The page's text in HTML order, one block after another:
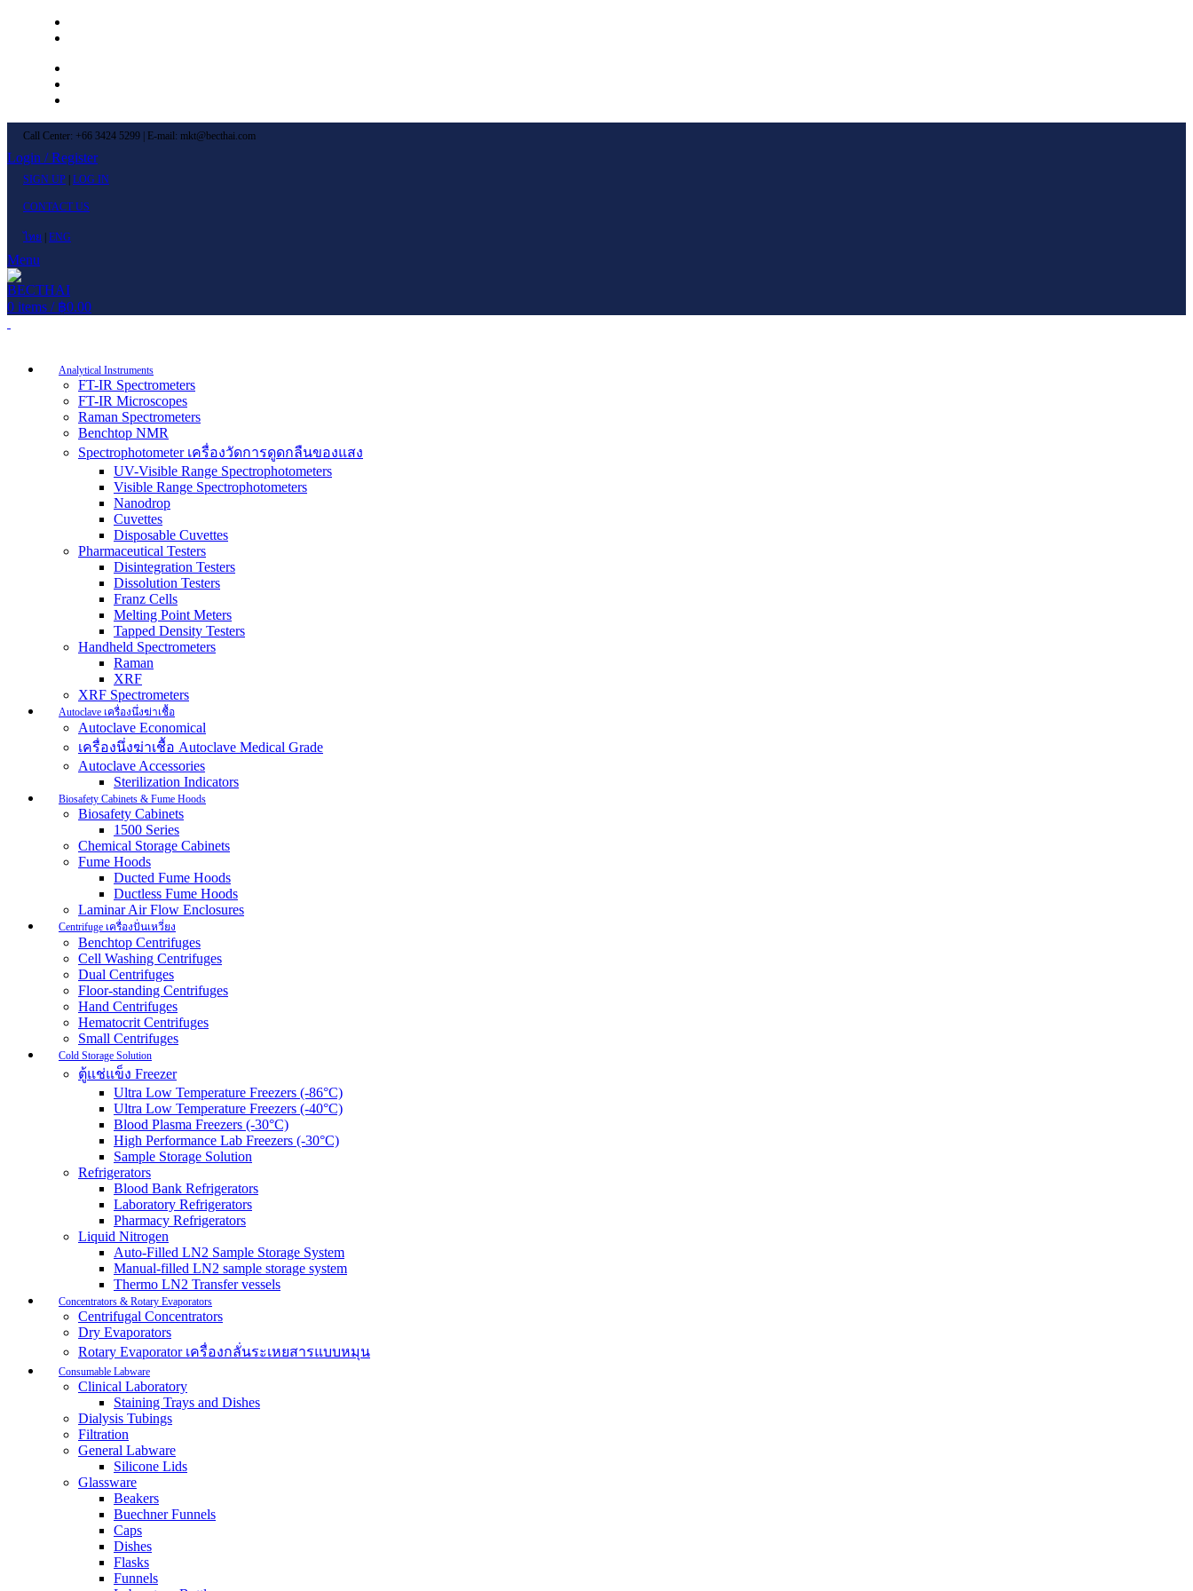
Call Center: +66 3424 5299 | E-mail: mkt@becthai.com
Login / Register
SIGN UP LOG IN
CONTACT US
ไทย ENG
Menu
0 items / ฿0.00
Analytical Instruments
FT-IR Spectrometers
FT-IR Microscopes
Raman Spectrometers
Benchtop NMR
Spectrophotometer เครื่องวัดการดูดกลืนของแสง
UV-Visible Range Spectrophotometers
Visible Range Spectrophotometers
Nanodrop
Cuvettes
Disposable Cuvettes
Pharmaceutical Testers
Disintegration Testers
Dissolution Testers
Franz Cells
Melting Point Meters
Tapped Density Testers
Handheld Spectrometers
Raman
XRF
XRF Spectrometers
Autoclave เครื่องนึ่งฆ่าเชื้อ
Autoclave Economical
เครื่องนึ่งฆ่าเชื้อ Autoclave Medical Grade
Autoclave Accessories
Sterilization Indicators
Biosafety Cabinets & Fume Hoods
Biosafety Cabinets
1500 Series
Chemical Storage Cabinets
Fume Hoods
Ducted Fume Hoods
Ductless Fume Hoods
Laminar Air Flow Enclosures
Centrifuge เครื่องปั่นเหวี่ยง
Benchtop Centrifuges
Cell Washing Centrifuges
Dual Centrifuges
Floor-standing Centrifuges
Hand Centrifuges
Hematocrit Centrifuges
Small Centrifuges
Cold Storage Solution
ตู้แช่แข็ง Freezer
Ultra Low Temperature Freezers (-86°C)
Ultra Low Temperature Freezers (-40°C)
Blood Plasma Freezers (-30°C)
High Performance Lab Freezers (-30°C)
Sample Storage Solution
Refrigerators
Blood Bank Refrigerators
Laboratory Refrigerators
Pharmacy Refrigerators
Liquid Nitrogen
Auto-Filled LN2 Sample Storage System
Manual-filled LN2 sample storage system
Thermo LN2 Transfer vessels
Concentrators & Rotary Evaporators
Centrifugal Concentrators
Dry Evaporators
Rotary Evaporator เครื่องกลั่นระเหยสารแบบหมุน
Consumable Labware
Clinical Laboratory
Staining Trays and Dishes
Dialysis Tubings
Filtration
General Labware
Silicone Lids
Glassware
Beakers
Buechner Funnels
Caps
Dishes
Flasks
Funnels